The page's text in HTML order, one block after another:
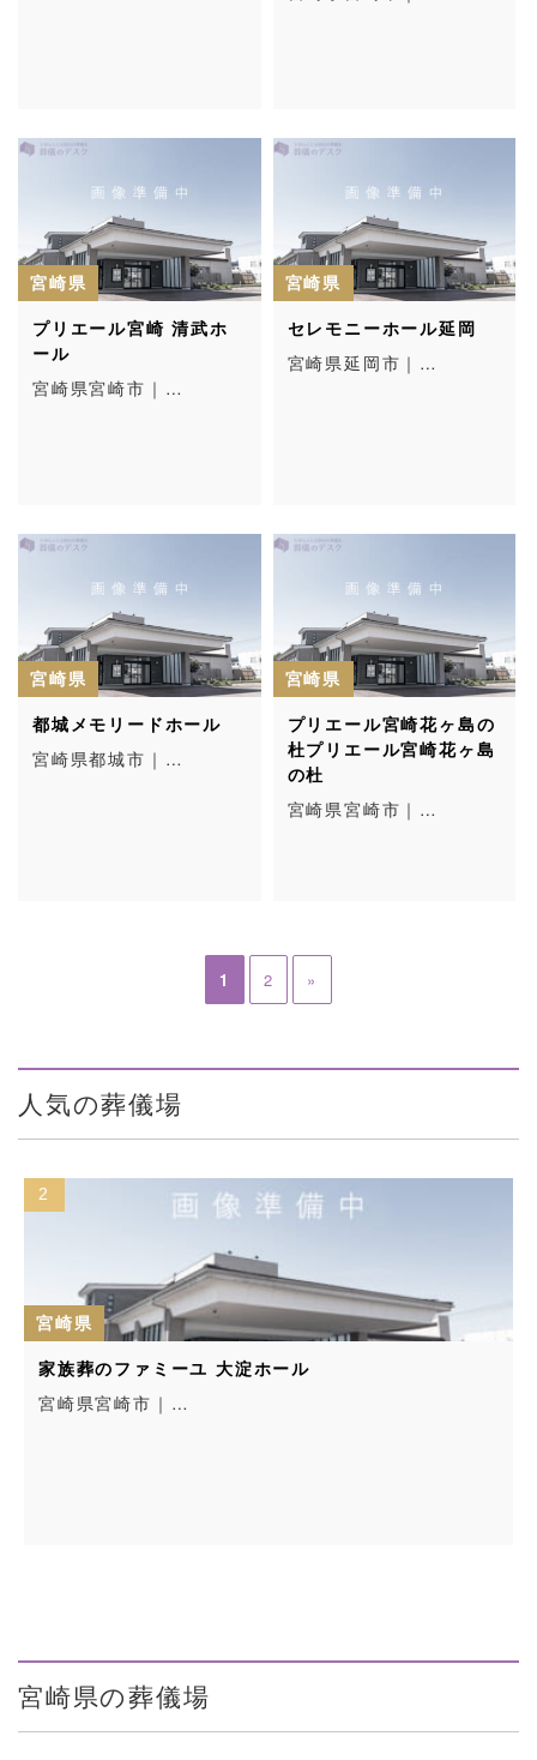
宮崎県
プリエール宮崎 清武ホ
ール
宮崎県宮崎市｜…
宮崎県
セレモニーホール延岡
宮崎県延岡市｜…
宮崎県
都城メモリードホール
宮崎県都城市｜…
宮崎県
プリエール宮崎花ヶ島の
杜プリエール宮崎花ヶ島
の杜
宮崎県宮崎市｜…
1 2 »
人気の葬儀場
2
宮崎県
家族葬のファミーユ 大淀ホール
宮崎県宮崎市｜…
宮崎県の葬儀場